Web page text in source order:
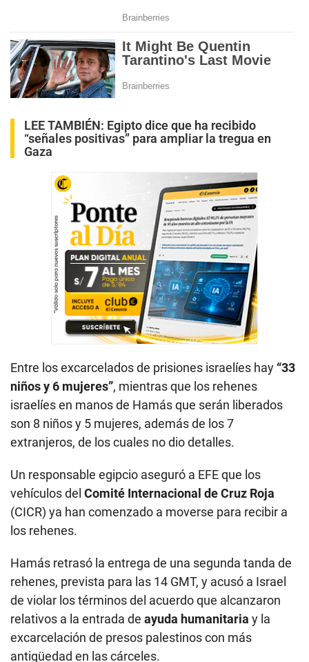
LEE TAMBIÉN: Egipto dice que ha recibido
“señales positivas” para ampliar la tregua en
Gaza
Entre los excarcelados de prisiones israelíes hay “33
niños y 6 mujeres”, mientras que los rehenes
israelíes en manos de Hamás que serán liberados
son 8 niños y 5 mujeres, además de los 7
extranjeros, de los cuales no dio detalles.
Un responsable egipcio aseguró a EFE que los
vehículos del Comité Internacional de Cruz Roja
(CICR) ya han comenzado a moverse para recibir a
los rehenes.
Hamás retrasó la entrega de una segunda tanda de
rehenes, prevista para las 14 GMT, y acusó a Israel
de violar los términos del acuerdo que alcanzaron
relativos a la entrada de ayuda humanitaria y la
excarcelación de presos palestinos con más
antigüedad en las cárceles.